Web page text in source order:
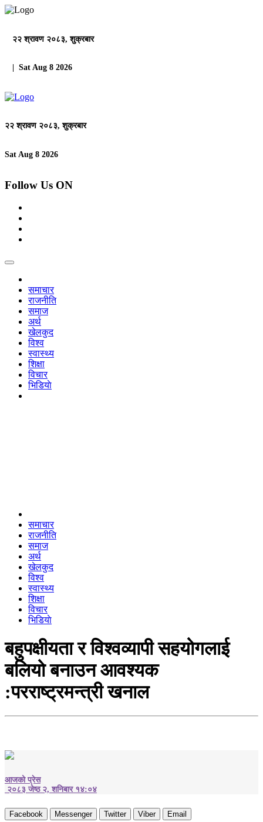
२२ श्रावण २०८३, शुक्रबार
| Sat Aug 8 2026
२२ श्रावण २०८३, शुक्रबार
Sat Aug 8 2026
Follow Us ON
समाचार
राजनीति
समाज
अर्थ
खेलकुद
विश्व
स्वास्थ्य
शिक्षा
विचार
भिडियाे
समाचार
राजनीति
समाज
अर्थ
खेलकुद
विश्व
स्वास्थ्य
शिक्षा
विचार
भिडियाे
बहुपक्षीयता र विश्वव्यापी सहयोगलाई
बलियो बनाउन आवश्यक
:परराष्ट्रमन्त्री खनाल
आजको प्रेस
२०८३ जेष्ठ २, शनिबार १४:०४
Facebook Messenger Twitter Viber Email